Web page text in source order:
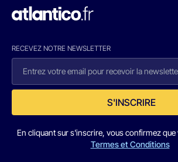
RECEVEZ NOTRE NEWSLETTER
S'INSCRIRE
En cliquant sur s'inscrire, vous confirmez
Termes et Conditions